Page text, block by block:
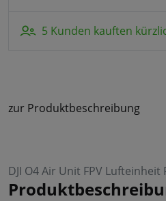
5 Kunden kauften
zur Produktbeschreibung
DJI O4 Air Unit FPV Lufteinheit